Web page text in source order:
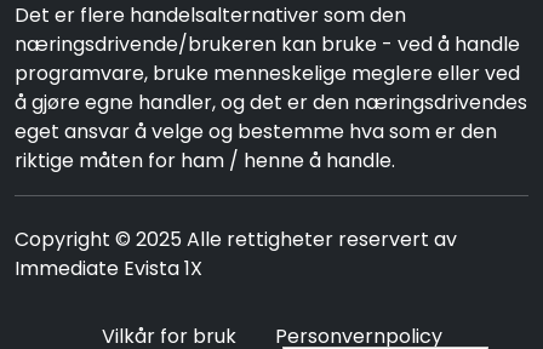
Det er flere handelsalternativer som den
næringsdrivende/brukeren kan bruke - ved å handle
programvare, bruke menneskelige meglere eller ved
å gjøre egne handler, og det er den næringsdrivendes
eget ansvar å velge og bestemme hva som er den
riktige måten for ham / henne å handle.
Copyright © 2025 Alle rettigheter reservert av
Immediate Evista 1X
Vilkår for bruk Personvernpolicy